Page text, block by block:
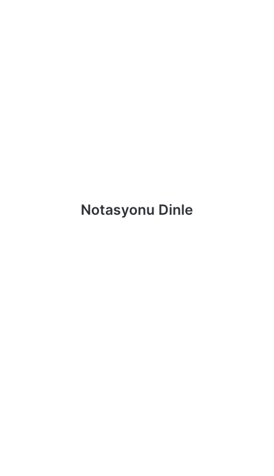
Notasyonu Dinle